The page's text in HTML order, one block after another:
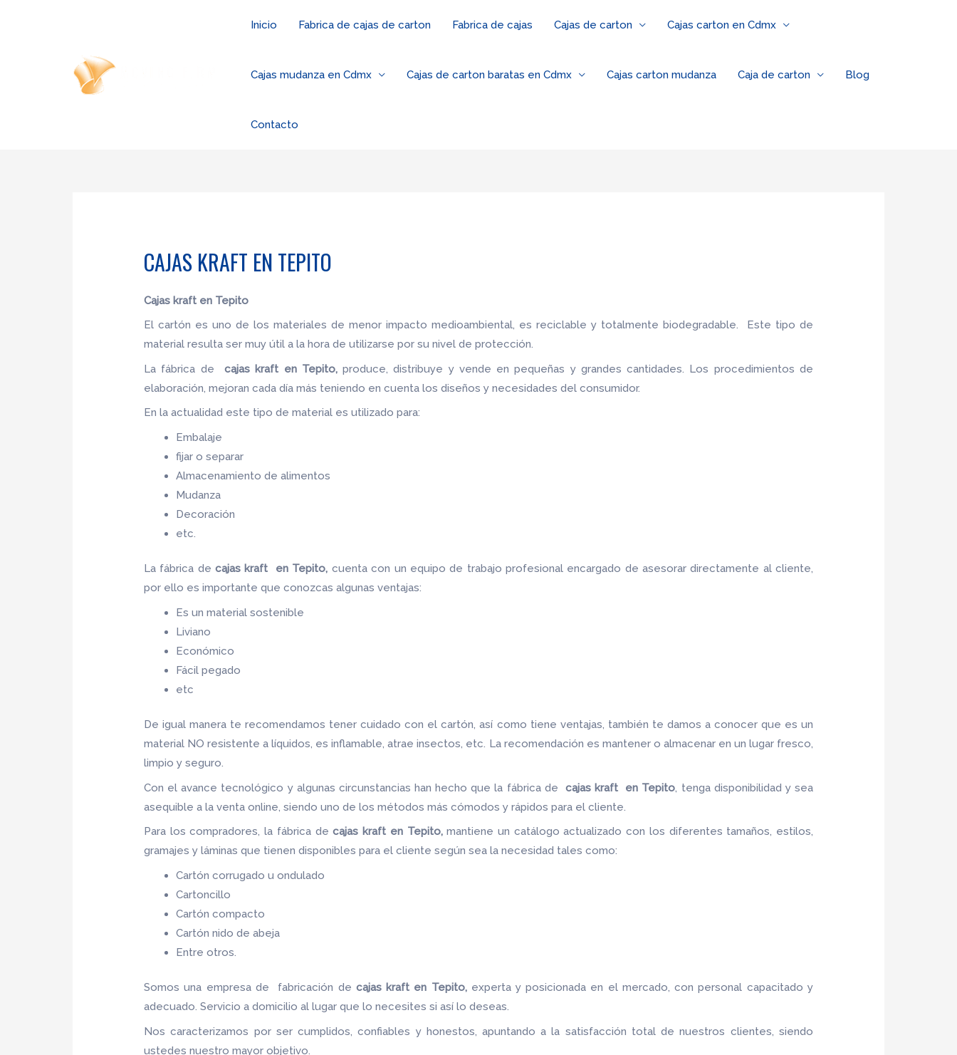
Inicio Fabrica de cajas de carton Fabrica de cajas Cajas de carton Cajas carton en Cdmx
Cajas mudanza en Cdmx Cajas de carton baratas en Cdmx Cajas carton mudanza Caja de carton Blog
Contacto
CAJAS KRAFT EN TEPITO
Cajas kraft en Tepito
El cartón es uno de los materiales de menor impacto medioambiental, es reciclable y totalmente biodegradable. Este tipo de
material resulta ser muy útil a la hora de utilizarse por su nivel de protección.
La fábrica decajas kraft en Tepito,produce, distribuye y vende en pequeñas y grandes cantidades. Los procedimientos de
elaboración, mejoran cada día más teniendo en cuenta los diseños y necesidades del consumidor.
En la actualidad este tipo de material es utilizado para:
Embalaje
fijar o separar
Almacenamiento de alimentos
Mudanza
Decoración
etc.
La fábrica decajas kraft en Tepito, cuenta con un equipo de trabajo profesional encargado de asesorar directamente al cliente,
por ello es importante que conozcas algunas ventajas:
Es un material sostenible
Liviano
Económico
Fácil pegado
etc
De igual manera te recomendamos tener cuidado con el cartón, así como tiene ventajas, también te damos a conocer que es un
material NO resistente a líquidos, es inflamable, atrae insectos, etc. La recomendación es mantener o almacenar en un lugar fresco,
limpio y seguro.
Con el avance tecnológico y algunas circunstancias han hecho que la fábrica de cajas kraft en Tepito , tenga disponibilidad y sea
asequible a la venta online, siendo uno de los métodos más cómodos y rápidos para el cliente.
Para los compradores, la fábrica decajas kraft en Tepito,mantiene un catálogo actualizado con los diferentes tamaños, estilos,
gramajes y láminas que tienen disponibles para el cliente según sea la necesidad tales como:
Cartón corrugado u ondulado
Cartoncillo
Cartón compacto
Cartón nido de abeja
Entre otros.
Somos una empresa de fabricación de cajas kraft en Tepito, experta y posicionada en el mercado, con personal capacitado y
adecuado. Servicio a domicilio al lugar que lo necesites si así lo deseas.
Nos caracterizamos por ser cumplidos, confiables y honestos, apuntando a la satisfacción total de nuestros clientes, siendo
ustedes nuestro mayor objetivo.